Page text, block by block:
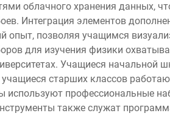
облачного хранения данных,
Интеграция элементов
опыт, позволяя учащимся
для изучения физики
Учащиеся
учащиеся старших классов
используют профессиональные
также служат